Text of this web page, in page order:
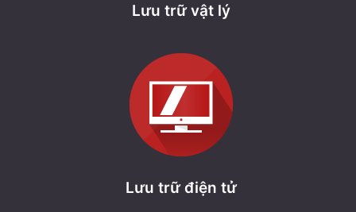
Lưu trữ vật lý
Lưu trữ điện tử